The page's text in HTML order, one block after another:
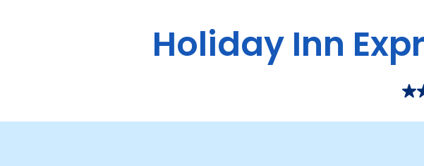
Holiday Inn